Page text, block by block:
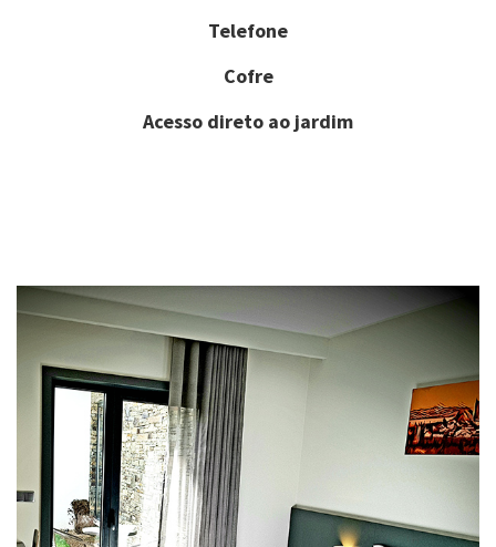
Telefone
Cofre
Acesso direto ao jardim